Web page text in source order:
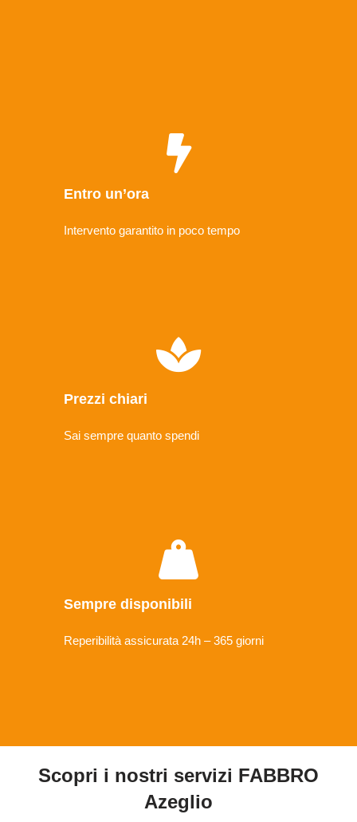
Entro un’ora
Intervento garantito in poco tempo
Prezzi chiari
Sai sempre quanto spendi
Sempre disponibili
Reperibilità assicurata 24h – 365 giorni
Scopri i nostri servizi FABBRO
Azeglio